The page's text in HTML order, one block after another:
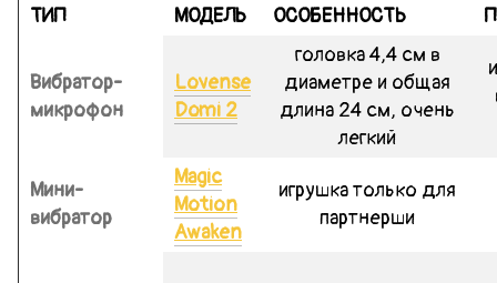
ТИП МОДЕЛЬ ОСОБЕННОСТЬ
Вибратор-
микрофон
Lovense
Domi 2
головка 4,4 см в
диаметре и общая
длина 24 см, очень
легкий
Мини-
вибратор
Magic
Motion
Awaken
игрушка только для
партнерши